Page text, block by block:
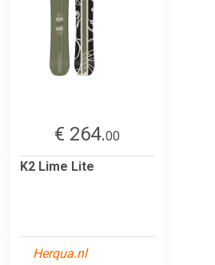
€ 264.00
K2 Lime Lite
Herqua.nl